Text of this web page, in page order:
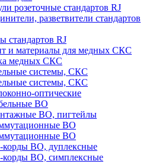
розеточные стандартов RJ
разветвители стандартов
стандартов RJ
и материалы для медных СКС
медных СКС
системы, СКС
системы, СКС
оптические
ВО
ВО, пигтейлы
ВО
ВО
корды ВО, дуплексные
корды ВО, симплексные